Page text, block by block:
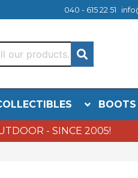
040 - 615 22 51
BOOTS
- SINCE 2005!